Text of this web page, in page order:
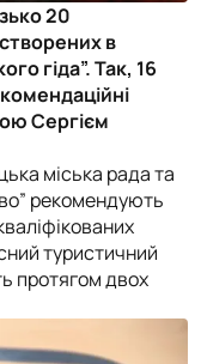
20
в
гіда”. Так, 16
Сергієм
міська рада та
рекомендують
туристичний
протягом двох